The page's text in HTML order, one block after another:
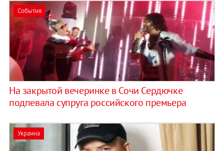
События
На закрытой вечеринке в Сочи Сердючке
подпевала супруга российского премьера
Украина